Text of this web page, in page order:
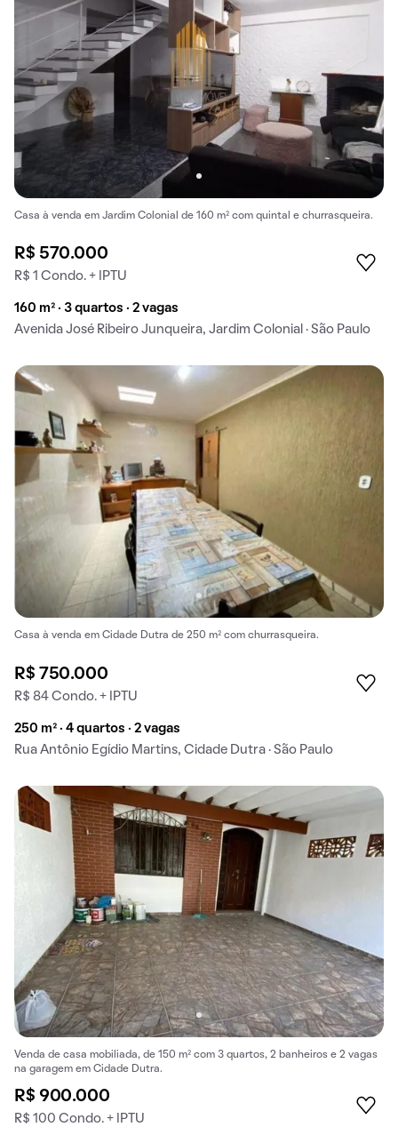
Casa à venda em Jardim Colonial de 160 m² com quintal e churrasqueira.
R$ 570.000
R$ 1 Condo. + IPTU
160 m² · 3 quartos · 2 vagas
Avenida José Ribeiro Junqueira, Jardim Colonial · São Paulo
Casa à venda em Cidade Dutra de 250 m² com churrasqueira.
R$ 750.000
R$ 84 Condo. + IPTU
250 m² · 4 quartos · 2 vagas
Rua Antônio Egídio Martins, Cidade Dutra · São Paulo
Venda de casa mobiliada, de 150 m² com 3 quartos, 2 banheiros e 2 vagas
na garagem em Cidade Dutra.
R$ 900.000
R$ 100 Condo. + IPTU